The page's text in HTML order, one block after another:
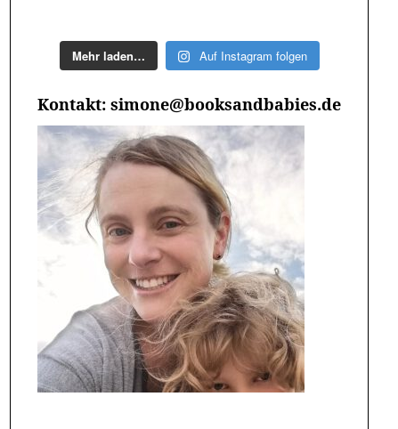
Mehr laden… Auf Instagram folgen
Kontakt: simone@booksandbabies.de